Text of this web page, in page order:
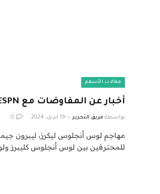
مقالات الأسهم
أخبار عن المفاوضات مع ESPN وWarner Bros. Discovery
بواسطة فريق التحرير 19 أبريل، 2024 0
للمحترفين بين لوس أنجلوس كليبرز